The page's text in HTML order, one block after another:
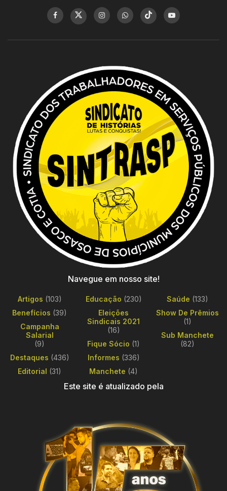
Navegue em nosso site!
Artigos (103)
Benefícios (39)
Campanha
Salarial
(9)
Destaques (436)
Editorial (31)
Educação (230)
Eleições
Sindicais 2021
(16)
Fique Sócio (1)
Informes (336)
Manchete (4)
Saúde (133)
Show De Prêmios
(1)
Sub Manchete
(82)
Este site é atualizado pela